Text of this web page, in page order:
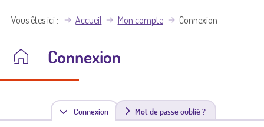
Vous êtes ici Accueil Mon compte Connexion
Connexion
Connexion(
Mot de passe oublié ?